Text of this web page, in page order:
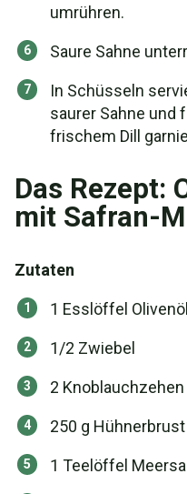
umrühren.
Saure Sahne
In Schüsseln
saurer Sahne und
frischem Dill
Das Rezept:
mit Safran-
Zutaten
1 Esslöffel Olivenöl
1/2 Zwiebel
2
250 g
1 Teelöffel